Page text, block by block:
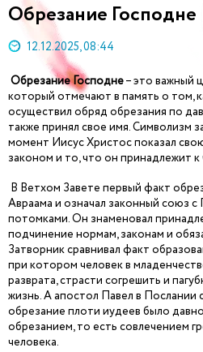
Обрезание Господне
12.12.2025, 08:44
Обрезание Господне– это важный
который отмечают в память о том,
осуществил обряд обрезания по
также принял свое имя. Символизм
момент Иисус Христос показал
законом и то, что он принадлежит
В Ветхом Завете первый факт
Авраама и означал законный союз
потомками. Он знаменовал
подчинение нормам, законам и
Затворник сравнивал факт
при котором человек в
разврата, страсти согрешить и
жизнь. А апостол Павел в Послании
обрезание плоти иудеев было
обрезанием, то есть совлечением
человека.